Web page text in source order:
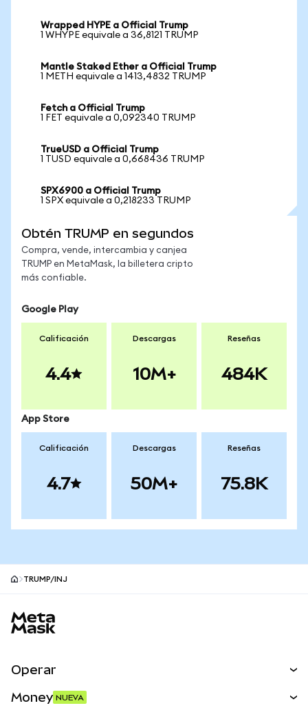
Wrapped HYPE a Official Trump
1 WHYPE equivale a 36,8121 TRUMP
Mantle Staked Ether a Official Trump
1 METH equivale a 1413,4832 TRUMP
Fetch a Official Trump
1 FET equivale a 0,092340 TRUMP
TrueUSD a Official Trump
1 TUSD equivale a 0,668436 TRUMP
SPX6900 a Official Trump
1 SPX equivale a 0,218233 TRUMP
Obtén TRUMP en segundos
Compra, vende, intercambia y canjea
TRUMP en MetaMask, la billetera cripto
más confiable.
Google Play
Calificación
4.4
Descargas
10M+
Reseñas
484K
App Store
Calificación
4.7
Descargas
50M+
Reseñas
75.8K
TRUMP/INJ
Operar
Money NUEVA